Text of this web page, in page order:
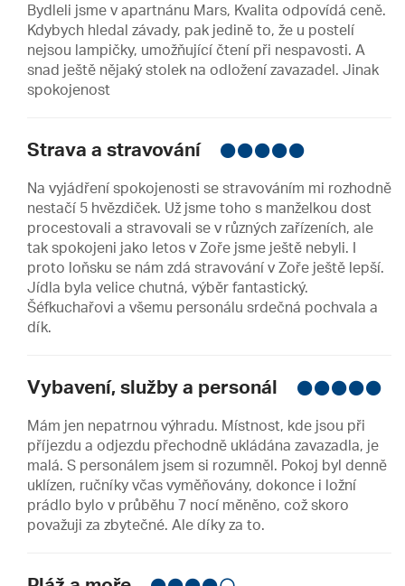
Bydleli jsme v apartnánu Mars, Kvalita odpovídá ceně.
Kdybych hledal závady, pak jedině to, že u postelí
nejsou lampičky, umožňující čtení při nespavosti. A
snad ještě nějaký stolek na odložení zavazadel. Jinak
spokojenost
Strava a stravování
Na vyjádření spokojenosti se stravováním mi rozhodně
nestačí 5 hvězdiček. Už jsme toho s manželkou dost
procestovali a stravovali se v různých zařízeních, ale
tak spokojeni jako letos v Zoře jsme ještě nebyli. I
proto loňsku se nám zdá stravování v Zoře ještě lepší.
Jídla byla velice chutná, výběr fantastický.
Šéfkuchařovi a všemu personálu srdečná pochvala a
dík.
Vybavení, služby a personál
Mám jen nepatrnou výhradu. Místnost, kde jsou při
příjezdu a odjezdu přechodně ukládána zavazadla, je
malá. S personálem jsem si rozumněl. Pokoj byl denně
uklízen, ručníky včas vyměňovány, dokonce i ložní
prádlo bylo v průběhu 7 nocí měněno, což skoro
považuji za zbytečné. Ale díky za to.